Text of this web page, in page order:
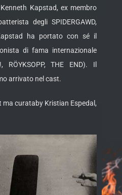
Kapstad, ex membro
degli SPIDERGAWD,
ha portato con sé il
di fama internazionale
RÖYKSOPP, THE END). Il
arrivato nel cast.
ma curataby Kristian Espedal,